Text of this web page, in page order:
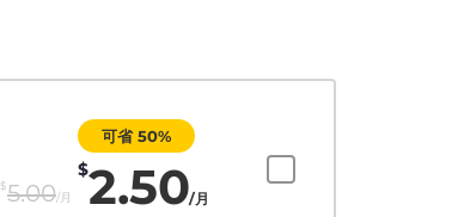
$5.00/月
可省 50%
$2.50/月